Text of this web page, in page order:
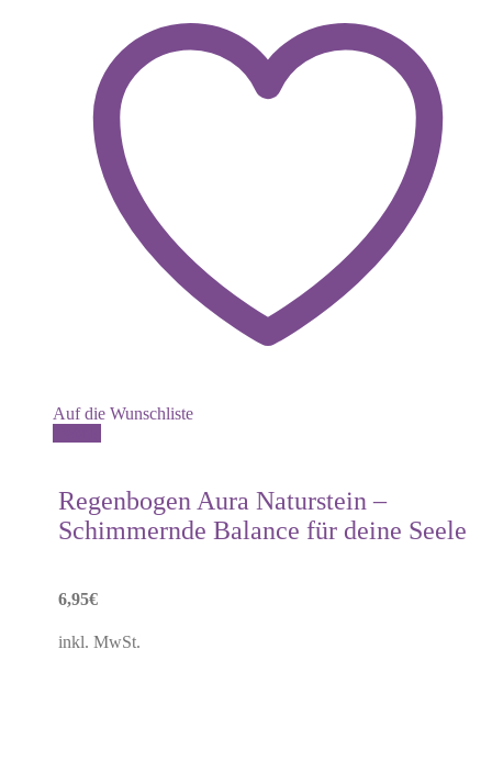
Auf die Wunschliste
Regenbogen Aura Naturstein –
Schimmernde Balance für deine Seele
6,95€
inkl. MwSt.